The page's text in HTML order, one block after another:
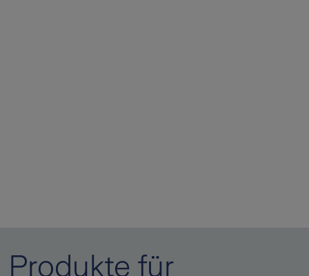
Produkte für